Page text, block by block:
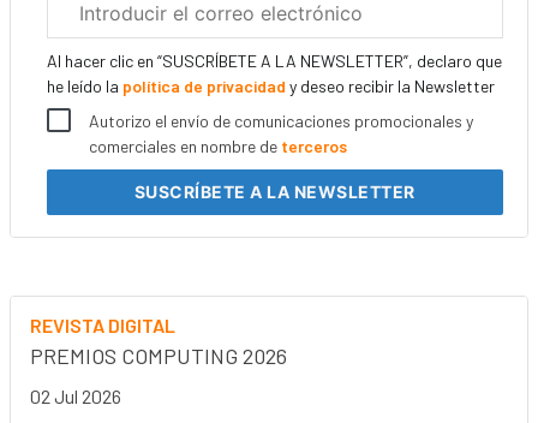
electrónico
Al hacer clic en “SUSCRÍBETE A LA NEWSLETTER”, declaro que
he leído la política de privacidad y deseo recibir la Newsletter
Autorizo el envío de comunicaciones promocionales y
comerciales en nombre de terceros
SUSCRÍBETEA LA NEWSLETTER
REVISTA DIGITAL
PREMIOS COMPUTING 2026
02 Jul 2026